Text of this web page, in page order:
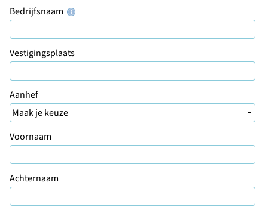
Bedrijfsnaam
Vestigingsplaats
Aanhef
Voornaam
Achternaam